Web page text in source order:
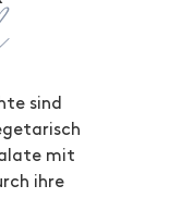
sind
mit
ihre